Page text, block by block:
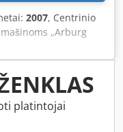
2007, Centrinio
„Arburg
pagaminimo
platintojai